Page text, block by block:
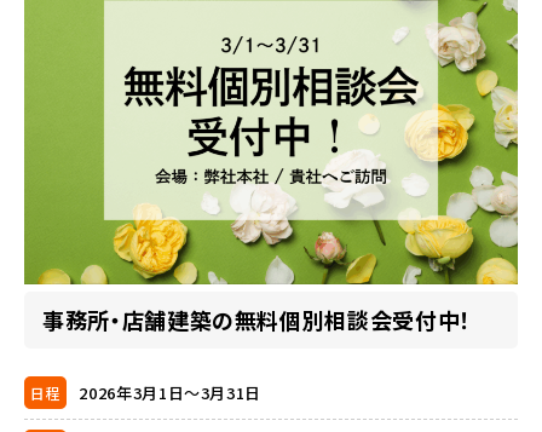
事務所・店舗建築の無料個別相談会受付中！
日程 2026年3月1日～3月31日